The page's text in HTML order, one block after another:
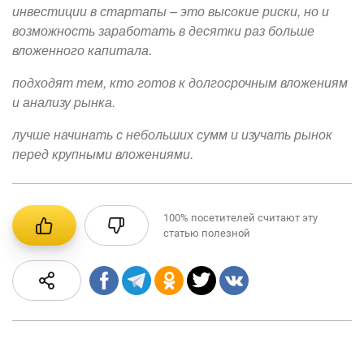
инвестиции в стартапы – это высокие риски, но и
возможность заработать в десятки раз больше
вложенного капитала.
подходят тем, кто готов к долгосрочным вложениям
и анализу рынка.
лучше начинать с небольших сумм и изучать рынок
перед крупными вложениями.
100% посетителей считают эту
статью полезной